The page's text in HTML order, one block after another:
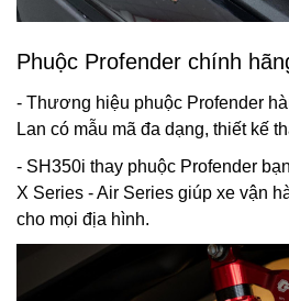
Phuộc Profender chính
- Thương hiệu phuộc Profender
Lan có mẫu mã đa dạng, thiết kế
- SH350i thay phuộc Profender
X Series - Air Series giúp xe vận
cho mọi địa hình.